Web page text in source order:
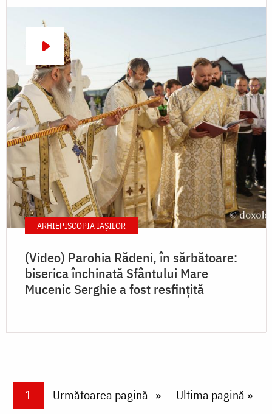
ARHIEPISCOPIA IAŞILOR
(Video) Parohia Rădeni, în sărbătoare:
biserica închinată Sfântului Mare
Mucenic Serghie a fost resfințită
PaginareCurrent page
1 Next page
Următoarea pagină Last page
Ultima pagină »